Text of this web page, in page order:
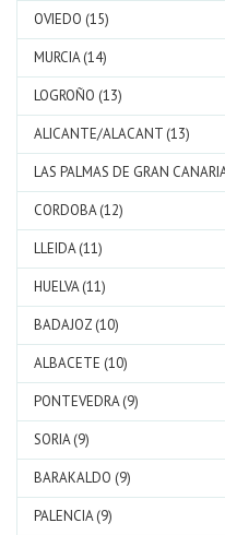
OVIEDO (15)
MURCIA (14)
LOGROÑO (13)
ALICANTE/ALACANT (13)
LAS PALMAS DE GRAN
CORDOBA (12)
LLEIDA (11)
HUELVA (11)
BADAJOZ (10)
ALBACETE (10)
PONTEVEDRA (9)
SORIA (9)
BARAKALDO (9)
PALENCIA (9)